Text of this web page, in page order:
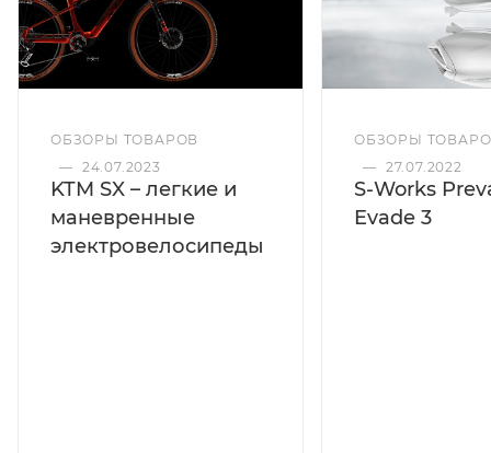
ОБЗОРЫ ТОВАРОВ
— 24.07.2023
KTM SX – легкие и
маневренные
электровелосипеды
ОБЗОРЫ
— 27.07.2022
S-Works
Evade 3